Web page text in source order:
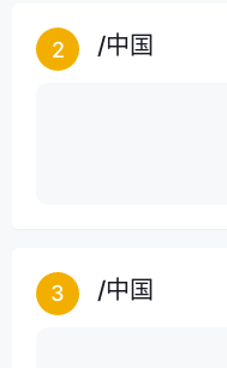
2 /中国
3 /中国